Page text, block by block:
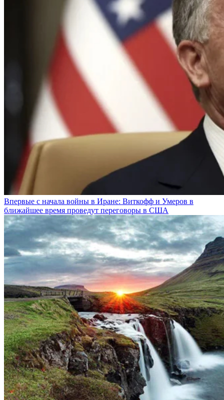
Впервые с начала войны в Иране: Виткофф и Умеров в
ближайшее время проведут переговоры в США